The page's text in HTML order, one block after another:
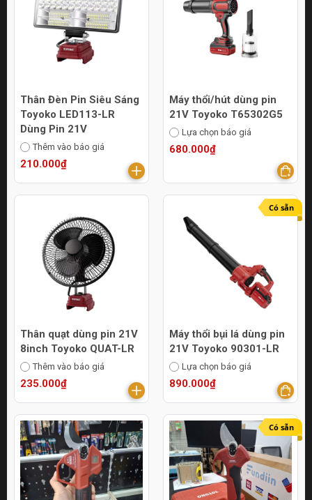
Thân Đèn Pin Siêu Sáng
Toyoko LED113-LR
Dùng Pin 21V
Thêm vào báo giá
210.000₫
Máy thổi/hút dùng pin
21V Toyoko T65302G5
Lựa chọn báo giá
680.000₫
Thân quạt dùng pin 21V
8inch Toyoko QUAT-LR
Thêm vào báo giá
235.000₫
Có sẵn
Máy thổi bụi lá dùng pin
21V Toyoko 90301-LR
Lựa chọn báo giá
890.000₫
Có sẵn